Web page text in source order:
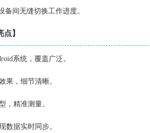
备间无缝切换工作进度。
】
系统，覆盖广泛。
果，细节清晰。
，精准测量。
数据实时同步。